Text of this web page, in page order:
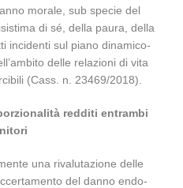
morale, sub specie del
di sé, della paura, della
incidenti sul piano dinamico-
delle relazioni di vita
(Cass. n. 23469/2018).
redditi entrambi
una rivalutazione delle
del danno endo-